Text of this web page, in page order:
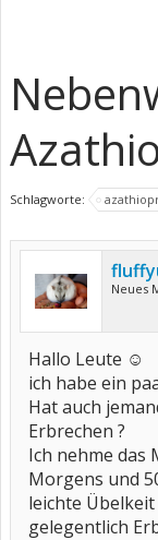
Schlagworte:
Neues
Hallo Leute ☺️
ich habe ein
Hat auch
Erbrechen ?
Ich nehme das
Morgens und
leichte
gelegentlich